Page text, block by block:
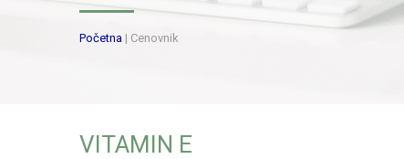
Početna | Cenovnik
VITAMIN E